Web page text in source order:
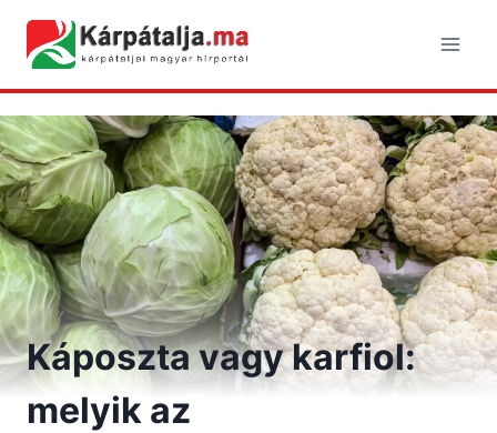
content
Káposzta vagy karfiol:
melyik az